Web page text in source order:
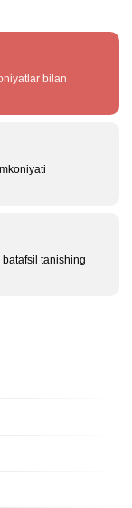
bilan
tanishing